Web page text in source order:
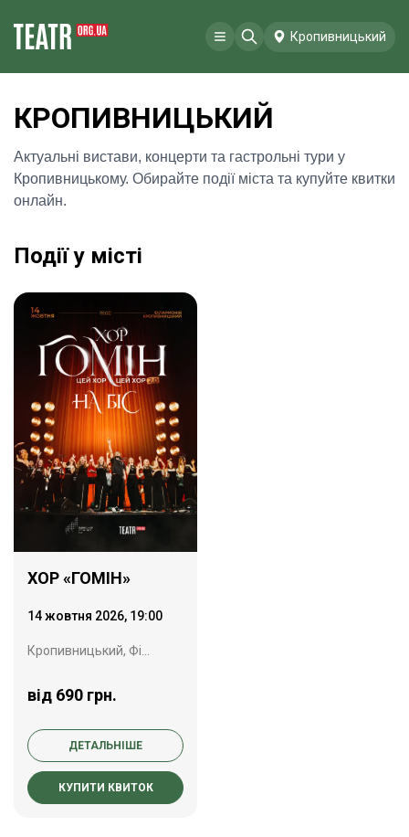
Кропивницький
КРОПИВНИЦЬКИЙ
Актуальні вистави, концерти та гастрольні тури у
Кропивницькому. Обирайте події міста та купуйте квитки
онлайн.
Події у місті
ХОР «ГОМІН»
14 жовтня 2026, 19:00
Кропивницький, Філармонія
від 690 грн.
ДЕТАЛЬНІШЕ
КУПИТИ КВИТОК